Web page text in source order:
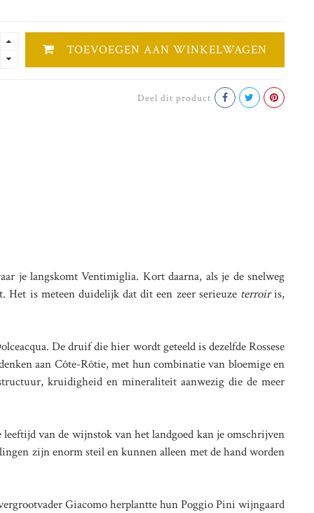
TOEVOEGEN AAN WINKELWAGEN
Deel dit product
je langskomt Ventimiglia. Kort daarna, als je de snelweg
Het is meteen duidelijk dat dit een zeer serieuze terroiris,
De druif die hier wordt geteeld is dezelfde Rossese
aan Côte-Rôtie, met hun combinatie van bloemige en
kruidigheid en mineraliteit aanwezig die de meer
van de wijnstok van het landgoed kan je omschrijven
zijn enorm steil en kunnen alleen met de hand worden
Giacomo herplantte hun Poggio Pini wijngaard